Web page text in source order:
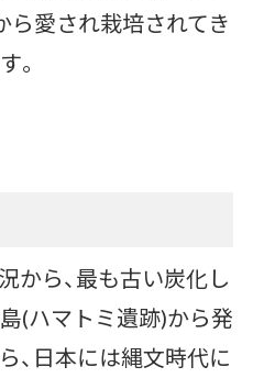
ら愛され栽培されてき
。
から、最も古い炭化し
(ハマトミ遺跡)から発
、日本には縄文時代に